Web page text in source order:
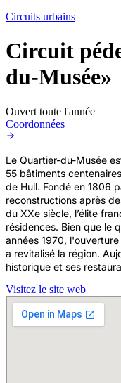
Circuits urbains
Circuit
du-Musée»
Ouvert toute l'année
Coordonnées
Le Quartier-du-Musée
55 bâtiments
de Hull. Fondé en 1806
reconstructions après
du XXe siècle, l’élite
résidences. Bien que le
années 1970,
a revitalisé la région.
historique et ses
Visitez le site web